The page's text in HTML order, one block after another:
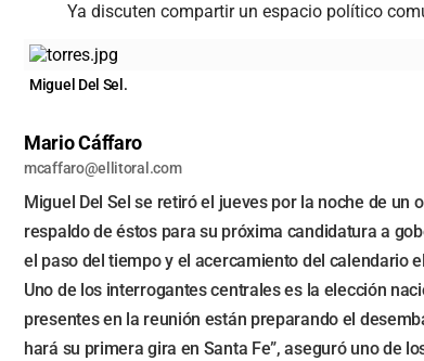
Ya discuten compartir un espacio político
Miguel Del Sel.
Mario Cáffaro
mcaffaro@ellitoral.com
Miguel Del Sel se retiró el jueves por la noche de
respaldo de éstos para su próxima candidatura a
el paso del tiempo y el acercamiento del calendario
Uno de los interrogantes centrales es la elección
presentes en la reunión están preparando el
hará su primera gira en Santa Fe”, aseguró uno de